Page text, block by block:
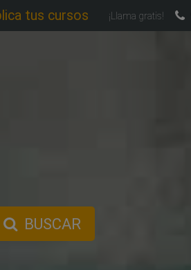
tus cursos ¡Llama gratis!
BUSCAR